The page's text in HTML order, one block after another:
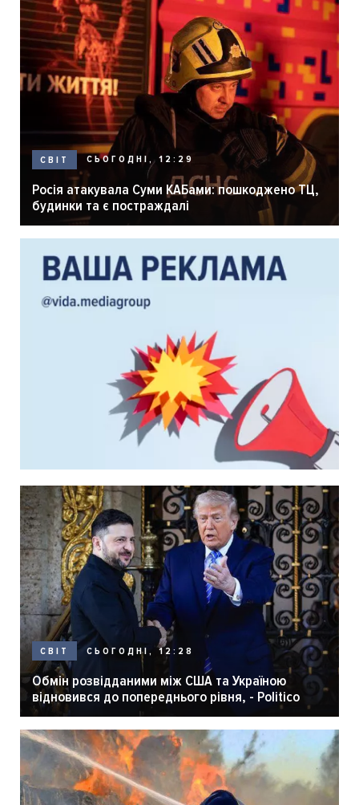
СВІТ СЬОГОДНІ, 12:29
Росія атакувала Суми КАБами: пошкоджено ТЦ,
будинки та є постраждалі
СВІТ СЬОГОДНІ, 12:28
Обмін розвідданими між США та Україною
відновився до попереднього рівня, - Politico